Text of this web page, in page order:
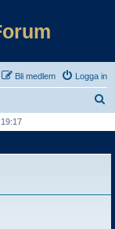
Logga in
Bli medlem